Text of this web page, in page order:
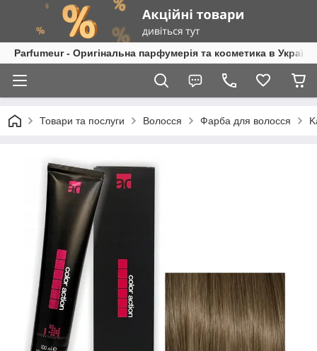
Parfumeur - Оригінальна парфумерія та косметика в Україні
Товари та послуги Волосся Фарба для волосся